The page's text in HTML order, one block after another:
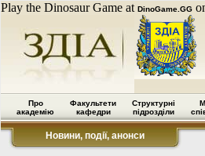
Play the Dinosaur Game at DinoGame.GG
Про
академію
Факультети
кафедри
Структурні
підрозділи
Новини, події, анонси